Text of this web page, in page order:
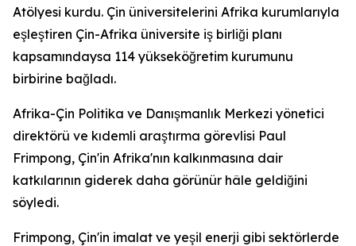
Atölyesi kurdu. Çin üniversitelerini Afrika kurumlarıyla
eşleştiren Çin-Afrika üniversite iş birliği planı
kapsamındaysa 114 yükseköğretim kurumunu
birbirine bağladı.
Afrika-Çin Politika ve Danışmanlık Merkezi yönetici
direktörü ve kıdemli araştırma görevlisi Paul
Frimpong, Çin'in Afrika'nın kalkınmasına dair
katkılarının giderek daha görünür hâle geldiğini
söyledi.
Frimpong, Çin'in imalat ve yeşil enerji gibi sektörlerde